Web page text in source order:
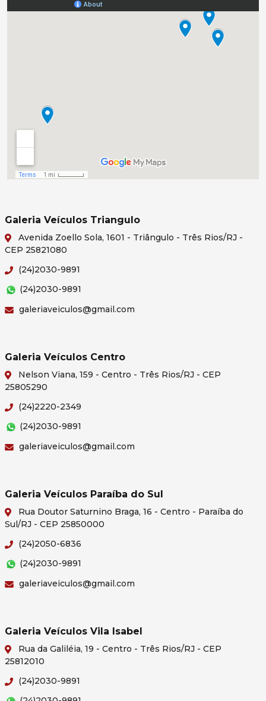
Galeria Veículos Triangulo
Avenida Zoello Sola, 1601 - Triângulo - Três Rios/RJ -
CEP 25821080
(24)2030-9891
(24)2030-9891
galeriaveiculos@gmail.com
Galeria Veículos Centro
Nelson Viana, 159 - Centro - Três Rios/RJ - CEP
25805290
(24)2220-2349
(24)2030-9891
galeriaveiculos@gmail.com
Galeria Veículos Paraíba do Sul
Rua Doutor Saturnino Braga, 16 - Centro - Paraíba do
Sul/RJ - CEP 25850000
(24)2050-6836
(24)2030-9891
galeriaveiculos@gmail.com
Galeria Veículos Vila Isabel
Rua da Galiléia, 19 - Centro - Três Rios/RJ - CEP
25812010
(24)2030-9891